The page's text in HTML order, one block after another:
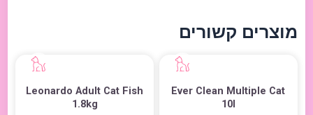
מוצרים קשורים
Ever Clean Multiple Cat
10l
Leonardo Adult Cat Fish
1.8kg